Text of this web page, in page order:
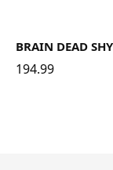
BRAIN DEAD
194.99